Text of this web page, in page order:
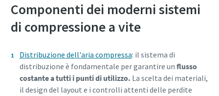
più efficiente.
Per saperne di più
Componenti dei moderni sistemi
di compressione a vite
Distribuzione dell'aria compressa: il sistema di
distribuzione è fondamentale per garantire un flusso
costante a tutti i punti di utilizzo. La scelta dei materiali,
il design del layout e i controlli attenti delle perdite